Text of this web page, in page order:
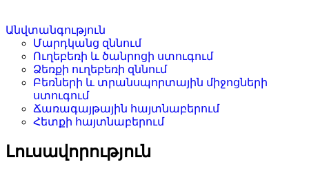
Անվտանգություն
Մարդկանց զննում
Ուղեբեռի և ծանրոցի ստուգում
Ձեռքի ուղեբեռի զննում
Բեռների և տրանսպորտային միջոցների
ստուգում
Ճառագայթային հայտնաբերում
Հետքի հայտնաբերում
Լուսավորություն